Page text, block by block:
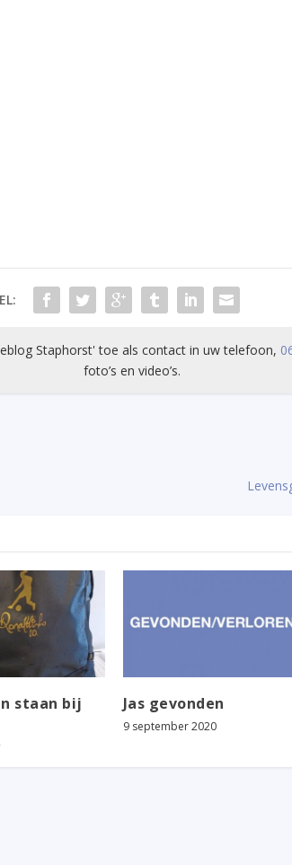
Staphorst' toe als contact in uw telefoon,
foto’s en video’s.
staan bij
Jas gevonden
9 september 2020